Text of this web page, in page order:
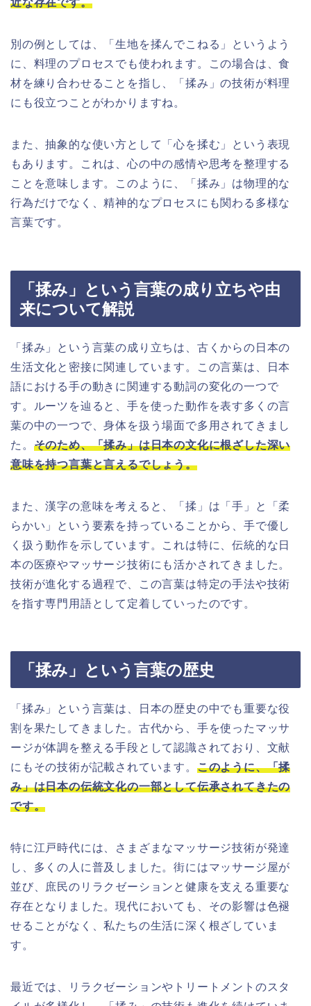
近な存在です。
別の例としては、「生地を揉んでこねる」というよう
に、料理のプロセスでも使われます。この場合は、食
材を練り合わせることを指し、「揉み」の技術が料理
にも役立つことがわかりますね。
また、抽象的な使い方として「心を揉む」という表現
もあります。これは、心の中の感情や思考を整理する
ことを意味します。このように、「揉み」は物理的な
行為だけでなく、精神的なプロセスにも関わる多様な
言葉です。
「揉み」という言葉の成り立ちや由
来について解説
「揉み」という言葉の成り立ちは、古くからの日本の
生活文化と密接に関連しています。この言葉は、日本
語における手の動きに関連する動詞の変化の一つで
す。ルーツを辿ると、手を使った動作を表す多くの言
葉の中の一つで、身体を扱う場面で多用されてきまし
た。 そのため、「揉み」は日本の文化に根ざした深い
意味を持つ言葉と言えるでしょう。
また、漢字の意味を考えると、「揉」は「手」と「柔
らかい」という要素を持っていることから、手で優し
く扱う動作を示しています。これは特に、伝統的な日
本の医療やマッサージ技術にも活かされてきました。
技術が進化する過程で、この言葉は特定の手法や技術
を指す専門用語として定着していったのです。
「揉み」という言葉の歴史
「揉み」という言葉は、日本の歴史の中でも重要な役
割を果たしてきました。古代から、手を使ったマッサ
ージが体調を整える手段として認識されており、文献
にもその技術が記載されています。 このように、「揉
み」は日本の伝統文化の一部として伝承されてきたの
です。
特に江戸時代には、さまざまなマッサージ技術が発達
し、多くの人に普及しました。街にはマッサージ屋が
並び、庶民のリラクゼーションと健康を支える重要な
存在となりました。現代においても、その影響は色褪
せることがなく、私たちの生活に深く根ざしていま
す。
最近では、リラクゼーションやトリートメントのスタ